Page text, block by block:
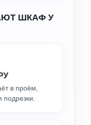
ШКАФ У
в проём,